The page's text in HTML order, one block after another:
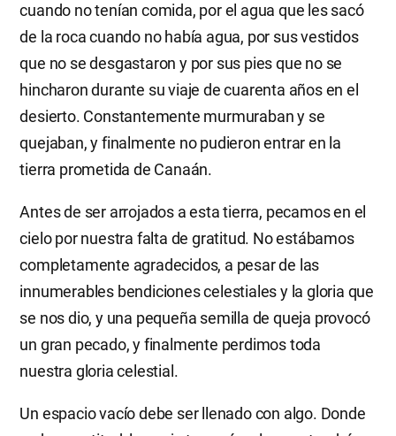
cuando no tenían comida, por el agua que les sacó
de la roca cuando no había agua, por sus vestidos
que no se desgastaron y por sus pies que no se
hincharon durante su viaje de cuarenta años en el
desierto. Constantemente murmuraban y se
quejaban, y finalmente no pudieron entrar en la
tierra prometida de Canaán.
Antes de ser arrojados a esta tierra, pecamos en el
cielo por nuestra falta de gratitud. No estábamos
completamente agradecidos, a pesar de las
innumerables bendiciones celestiales y la gloria que
se nos dio, y una pequeña semilla de queja provocó
un gran pecado, y finalmente perdimos toda
nuestra gloria celestial.
Un espacio vacío debe ser llenado con algo. Donde